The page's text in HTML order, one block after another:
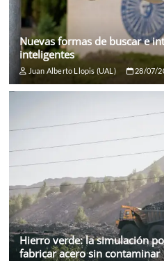
Nuevas formas de buscar e
inteligentes
Juan Alberto Llopis (UAL) 28/07/
Hierro verde: la simulación
fabricar acero sin contaminar